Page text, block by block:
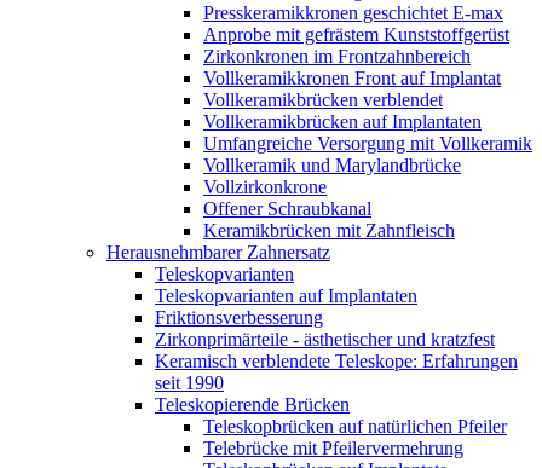
Presskeramikkronen geschichtet E-max
Anprobe mit gefrästem Kunststoffgerüst
Zirkonkronen im Frontzahnbereich
Vollkeramikkronen Front auf Implantat
Vollkeramikbrücken verblendet
Vollkeramikbrücken auf Implantaten
Umfangreiche Versorgung mit Vollkeramik
Vollkeramik und Marylandbrücke
Vollzirkonkrone
Offener Schraubkanal
Keramikbrücken mit Zahnfleisch
Herausnehmbarer Zahnersatz
Teleskopvarianten
Teleskopvarianten auf Implantaten
Friktionsverbesserung
Zirkonprimärteile - ästhetischer und kratzfest
Keramisch verblendete Teleskope: Erfahrungen
seit 1990
Teleskopierende Brücken
Teleskopbrücken auf natürlichen Pfeiler
Telebrücke mit Pfeilervermehrung